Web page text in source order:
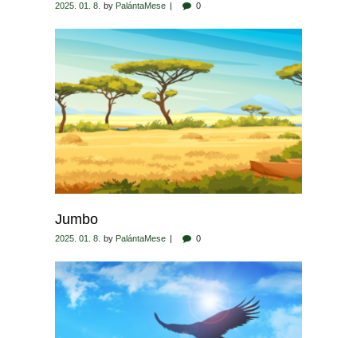
2025. 01. 8. by PalántaMese 0
Jumbo
2025. 01. 8. by PalántaMese 0